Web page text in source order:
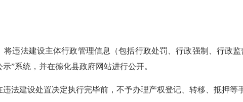
违法建设主体行政管理信息（包括行政处罚、行政强制、行政
示”系统，并在德化县政府网站进行公开。
法建设处置决定执行完毕前，不予办理产权登记、转移、抵押等